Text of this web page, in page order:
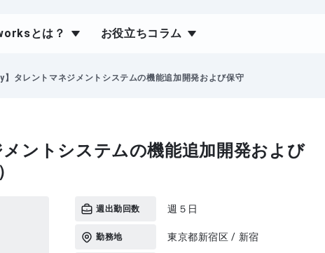
とは？ お役立ちコラム
】タレントマネジメントシステムの機能追加開発および保守
メントシステムの機能追加開発および
週出勤回数 週５日
勤務地 東京都新宿区 / 新宿